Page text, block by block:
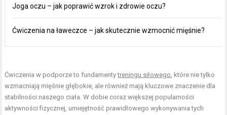
Joga oczu – jak poprawić wzrok i zdrowie oczu?
Ćwiczenia na ławeczce – jak skutecznie wzmocnić mięśnie?
Ćwiczenia w podporze to fundamentytreningu siłowego, które nie tylko
wzmacniają mięśnie głębokie, ale również mają kluczowe znaczenie dla
stabilności naszego ciała. W dobie coraz większej popularności
aktywności fizycznej, umiejętność prawidłowego wykonywania tych